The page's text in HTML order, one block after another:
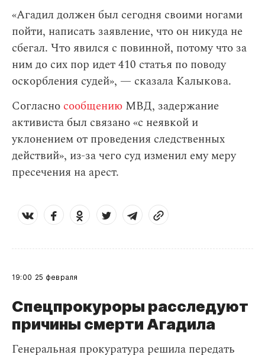
«Агадил должен был сегодня своими ногами
пойти, написать заявление, что он никуда не
сбегал. Что явился с повинной, потому что за
ним до сих пор идет 410 статья по поводу
оскорбления судей», — сказала Калыкова.
Согласно сообщению МВД, задержание
активиста был связано «с неявкой и
уклонением от проведения следственных
действий», из-за чего суд изменил ему меру
пресечения на арест.
19:00 25 февраля
Спецпрокуроры расследуют
причины смерти Агадила
Генеральная прокуратура решила передать